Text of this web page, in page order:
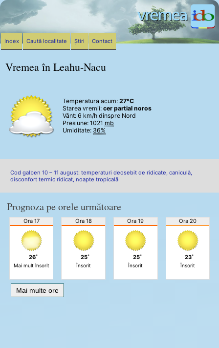
Vremea în Leahu-Nacu
Temperatura acum: 27°C
Starea vremii: cer partial noros
Vânt: 6 km/h dinspre Nord
Presiune: 1021 mb
Umiditate: 36%
Cod galben 10 – 11 august: temperaturi deosebit de ridicate, caniculă,
disconfort termic ridicat, noapte tropicală
Prognoza pe orele următoare
Ora 17
26˚
Mai mult însorit
Ora 18
25˚
Însorit
Ora 19
25˚
Însorit
Ora 20
23˚
Însorit
Mai multe ore
Index Caută localitate Știri Contact